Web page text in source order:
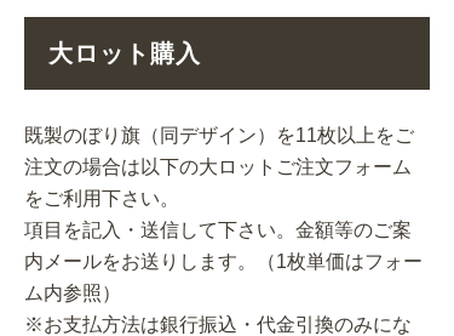
大ロット購入
既製のぼり旗（同デザイン）を11枚以上をご
注文の場合は以下の大ロットご注文フォーム
をご利用下さい。
項目を記入・送信して下さい。金額等のご案
内メールをお送りします。（1枚単価はフォー
ム内参照）
※お支払方法は銀行振込・代金引換のみにな